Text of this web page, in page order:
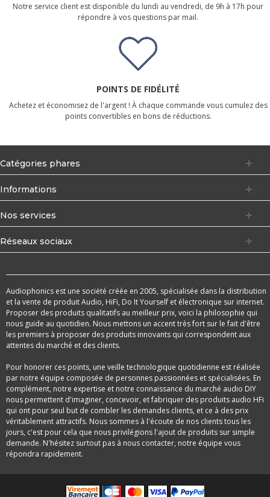
Notre service client est disponible du lundi au vendredi, de 9h à 17h pour
répondre à vos questions par mail.
POINTS DE FIDÉLITÉ
Achetez et économisez de l'argent ! À chaque commande vous cumulez des
points convertibles en bons de réductions.
Catégories phares
Informations
Nos services
Réseaux sociaux
Audiophonics est une société créée en 2005, spécialisée dans la distribution
et la vente de produit Audio, HiFi, Do It Yourself et électronique sur internet.
Proposer des produits qualitatifs au meilleur prix, voici la philosophie qui
nous guide au quotidien. Nous mettons un accent très fort sur le fait d'être
les premiers à proposer des produits innovants qui correspondent aux
attentes du marché et des clients.
Pour honorer ces points, une veille technologique quotidienne est réalisée
par notre équipe composée de personnes passionnées et spécialisées. En
complément, notre expertise et notre connaissance du marché audio DIY
nous permettent d'imaginer, concevoir, et fabriquer des produits audio HFi
qui ont pour seul but de combler les demandes clients, et ce à des prix
véritablement attractifs. Nous sommes à l'écoute de nos clients tous les
jours, c'est pour cela que nous privilégions l'ajout de produits sur simple
demande. N'hésitez surtout pas à nous contacter, notre équipe vous
répondra rapidement.